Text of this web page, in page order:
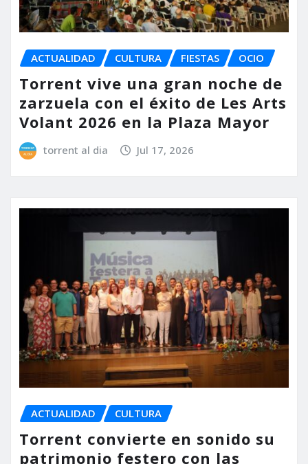
ACTUALIDAD CULTURA FIESTAS OCIO
Torrent vive una gran noche de
zarzuela con el éxito de Les Arts
Volant 2026 en la Plaza Mayor
torrent al dia Jul 17, 2026
ACTUALIDAD CULTURA
Torrent convierte en sonido su
patrimonio festero con las